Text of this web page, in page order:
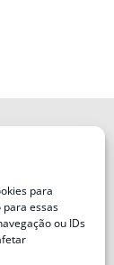
para
essas
ou IDs